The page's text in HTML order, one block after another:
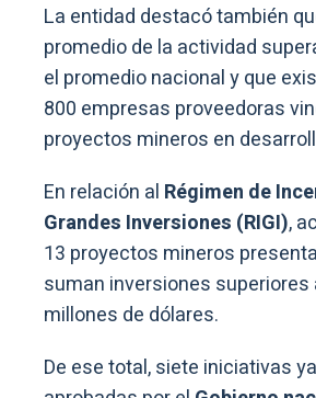
La entidad destacó también
promedio de la actividad
el promedio nacional y que
800 empresas proveedoras
proyectos mineros en
En relación al Régimen de
Grandes Inversiones (RIGI),
13 proyectos mineros
suman inversiones superiores
millones de dólares.
De ese total, siete iniciativas